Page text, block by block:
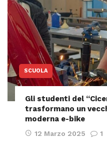
SCUOLA
Gli studenti del
trasformano un
moderna e-bike
12 Marzo 2025 1